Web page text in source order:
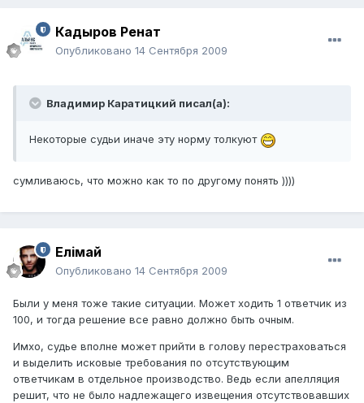
Кадыров Ренат
Опубликовано 14 Сентября 2009
Владимир Каратицкий писал(а):
Некоторые судьи иначе эту норму толкуют
сумливаюсь, что можно как то по другому понять ))))
Елiмай
Опубликовано 14 Сентября 2009
Были у меня тоже такие ситуации. Может ходить 1 ответчик из
100, и тогда решение все равно должно быть очным.
Имхо, судье вполне может прийти в голову перестраховаться
и выделить исковые требования по отсутствующим
ответчикам в отдельное производство. Ведь если апелляция
решит, что не было надлежащего извещения отсутствовавших